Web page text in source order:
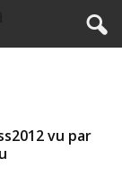
vu par